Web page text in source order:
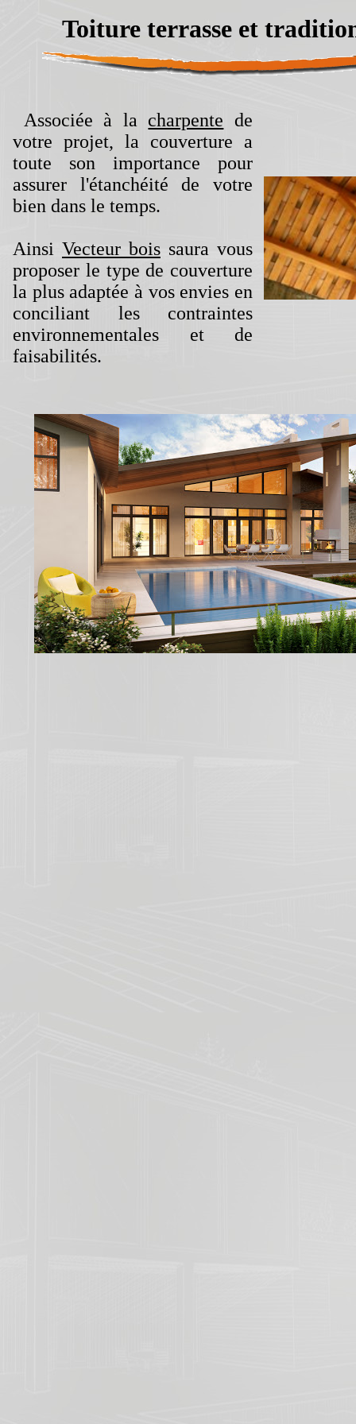
Toiture terrasse et
Associée à la charpente de
votre projet, la couverture a
toute son importance pour
assurer l'étanchéité de votre
bien dans le temps.
Ainsi Vecteur bois saura vous
proposer le type de couverture
la plus adaptée à vos envies en
conciliant les contraintes
environnementales et de
faisabilités.